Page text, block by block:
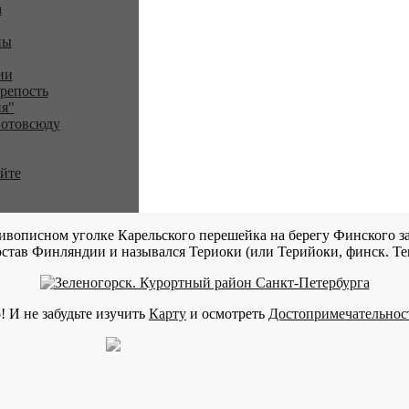
уголке Карельского перешейка на берегу Финского
Финляндии и назывался Териоки (или Терийоки, финск.
не забудьте изучить Карту и осмотреть